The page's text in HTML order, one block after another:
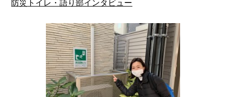
防災トイレ・語り部インタビュー